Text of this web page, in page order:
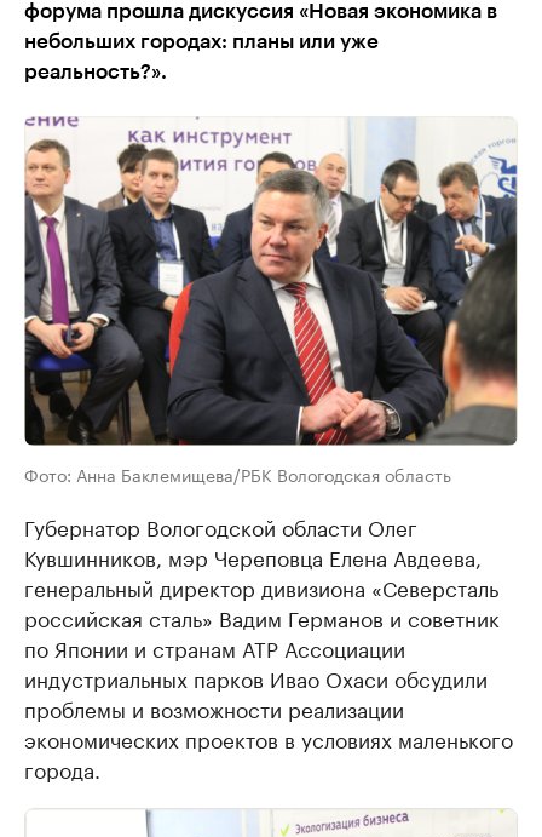
форума прошла дискуссия «Новая экономика в
небольших городах: планы или уже
реальность?».
Фото: Анна Баклемищева/РБК Вологодская область
Губернатор Вологодской области Олег
Кувшинников, мэр Череповца Елена Авдеева,
генеральный директор дивизиона «Северсталь
российская сталь» Вадим Германов и советник
по Японии и странам АТР Ассоциации
индустриальных парков Ивао Охаси обсудили
проблемы и возможности реализации
экономических проектов в условиях маленького
города.